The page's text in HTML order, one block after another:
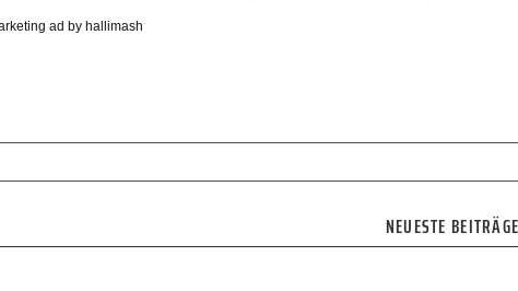
ad by hallimash
NEUESTE BEITRÄGE